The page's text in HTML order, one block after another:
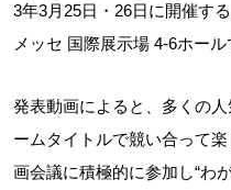
3年3月25日・26日に開催す
メッセ 国際展示場 4-6ホール
発表動画によると、多くの
ームタイトルで競い合って
画会議に積極的に参加し“わ